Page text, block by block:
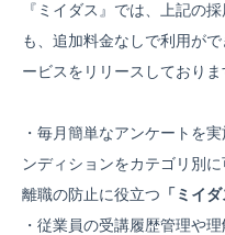
『ミイダス』では、上記の
も、追加料金なしで利用が
ービスをリリースしておりま
・毎月簡単なアンケートを
ンディションをカテゴリ別
離職の防止に役立つ 「ミイ
・従業員の受講履歴管理や